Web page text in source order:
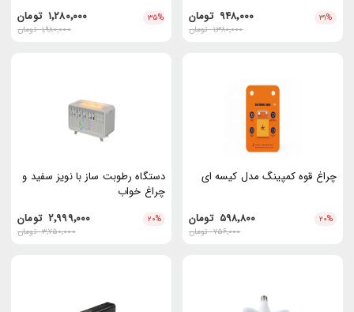
۳۱% ۹۴۸٬۰۰۰ تومان
۱٬۳۸۰٬۰۰۰تومان
۳۵% ۱٬۲۸۰٬۰۰۰تومان
۱٬۹۸۰٬۰۰۰تومان
چراغ قوه کمپینگ مدل کیسه ای
۲۰% ۵۹۸٬۸۰۰ تومان
۷۵۶٬۰۰۰تومان
دستگاه رطوبت ساز با نویز سفید و
چراغ خواب
۲۰% ۲٬۹۹۹٬۰۰۰تومان
۳٬۷۵۰٬۰۰۰تومان